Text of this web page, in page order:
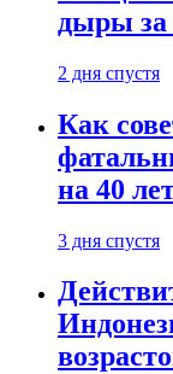
дыры за
2 дня спустя
Как
на 40
3 дня спустя